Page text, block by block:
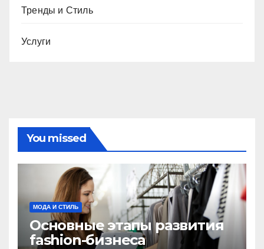
Тренды и Стиль
Услуги
You missed
МОДА И СТИЛЬ
Основные этапы развития
fashion-бизнеса